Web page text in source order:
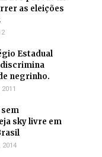
as eleições
Estadual
negrinho.
sky livre em
2014